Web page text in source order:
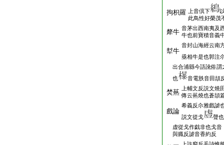
拘枳羅 上音倶下
此鳥性好榮茂
犛牛 音茅出西南夷及
牛也前寶積音義
犎牛
音封山海經云南
亟相牛是也郭注
出合浦縣今語訛俗謂
也
音電胅音田頡
焚爇
上輔文反説文燒
傳云爇燒也蒼頡
戲論
希義反尒雅戲謔
説文從戈
聲也
虚從戈作戯非也戈音
與軄反謔音香約反